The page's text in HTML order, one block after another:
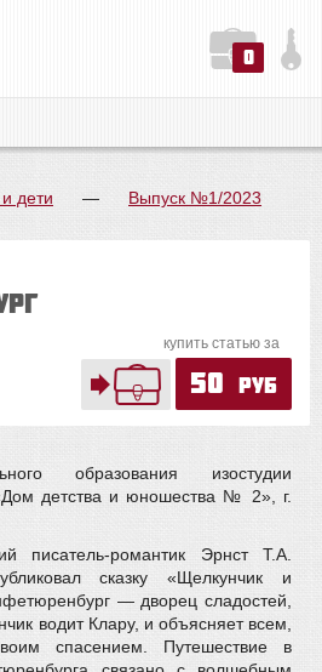
0
дети — Выпуск №1/2023
купить статью за
50 руб
образования изостудии
детства и юношества № 2», г.
писатель-романтик Эрнст Т.А.
сказку «Щелкунчик и
— дворец сладостей,
водит Клару, и объясняет всем,
спасением. Путешествие в